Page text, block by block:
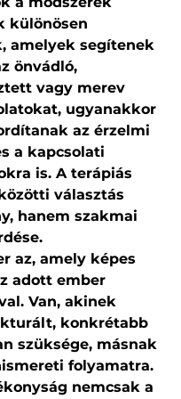
különösen
amelyek segítenek
önvádló,
vagy merev
ugyanakkor
az érzelmi
a kapcsolati
is. A terápiás
választás
hanem szakmai
az, amely képes
adott ember
Van, akinek
konkrétabb
szüksége, másnak
folyamatra.
nemcsak a